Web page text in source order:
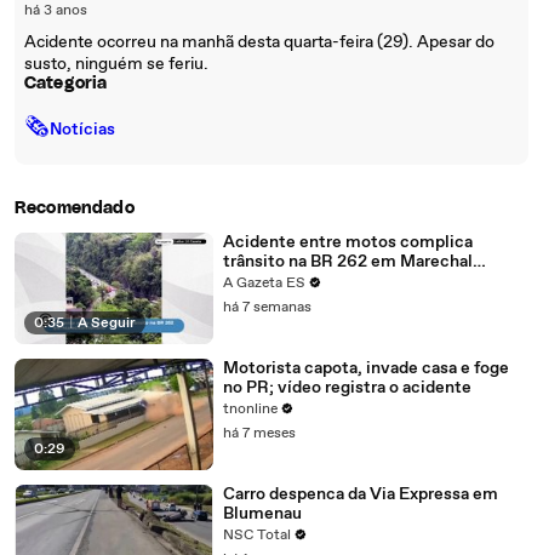
há 3 anos
Acidente ocorreu na manhã desta quarta-feira (29). Apesar do
susto, ninguém se feriu.
Categoria
🗞Notícias
Recomendado
0:35 | A Seguir
Acidente entre motos complica
trânsito na BR 262 em Marechal
Floriano
A Gazeta ES
há 7 semanas
0:29
Motorista capota, invade casa e foge
no PR; vídeo registra o acidente
tnonline
há 7 meses
Carro despenca da Via Expressa em
Blumenau
NSC Total